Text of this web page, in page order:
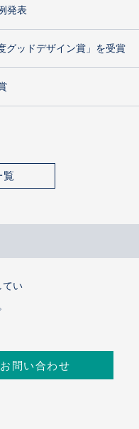
発表
グッドデザイン賞」を受賞
覧
てい
お問い合わせ